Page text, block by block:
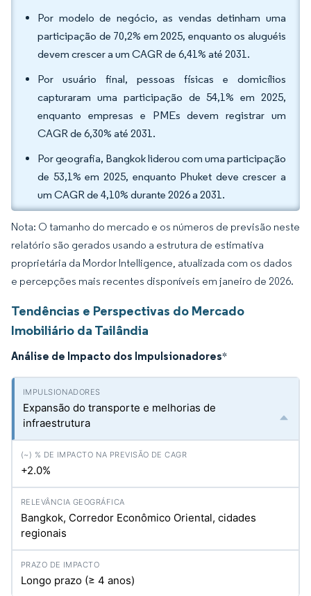
Por modelo de negócio, as vendas detinham uma
participação de 70,2% em 2025, enquanto os aluguéis
devem crescer a um CAGR de 6,41% até 2031.
Por usuário final, pessoas físicas e domicílios
capturaram uma participação de 54,1% em 2025,
enquanto empresas e PMEs devem registrar um
CAGR de 6,30% até 2031.
Por geografia, Bangkok liderou com uma participação
de 53,1% em 2025, enquanto Phuket deve crescer a
um CAGR de 4,10% durante 2026 a 2031.
Nota: O tamanho do mercado e os números de previsão neste
relatório são gerados usando a estrutura de estimativa
proprietária da Mordor Intelligence, atualizada com os dados
e percepções mais recentes disponíveis em janeiro de 2026.
Tendências e Perspectivas do Mercado
Imobiliário da Tailândia
Análise de Impacto dos Impulsionadores*
Expansão do transporte e melhorias de
infraestrutura
+2.0%
Bangkok, Corredor Econômico Oriental, cidades
regionais
Longo prazo (≥ 4 anos)